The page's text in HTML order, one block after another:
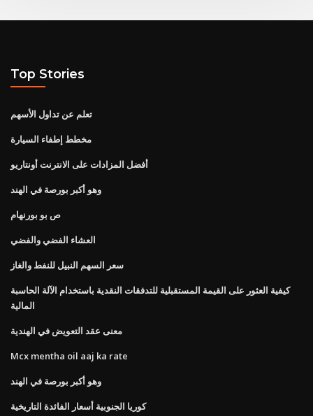
Top Stories
تعلم عن تداول الأسهم
مخطط إطفاء السيارة
أفضل المزادات على الانترنت أونتاريو
وهو أكبر بورصة في الهند
ص بو بورنهام
العشاء الفضي والفضي
سعر السهم النبيل للنفط والغاز
كيفية العثور على القيمة المستقبلية للتدفقات النقدية باستخدام الآلة الحاسبة
المالية
معنى عقد التعويض في الهندية
Mcx mentha oil aaj ka rate
وهو أكبر بورصة في الهند
كوريا الجنوبية أسعار الفائدة التاريخية